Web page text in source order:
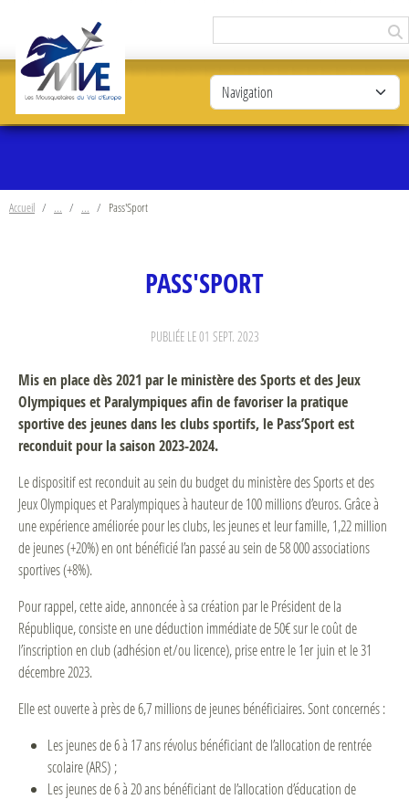
Accueil Pass'Sport
PASS'SPORT
PUBLIÉE LE01 SEPT. 2023
Mis en place dès 2021 par le ministère des Sports et des Jeux
Olympiques et Paralympiques afin de favoriser la pratique
sportive des jeunes dans les clubs sportifs, le Pass’Sport est
reconduit pour la saison 2023-2024.
Le dispositif est reconduit au sein du budget du ministère des Sports et des
Jeux Olympiques et Paralympiques à hauteur de 100 millions d’euros. Grâce à
une expérience améliorée pour les clubs, les jeunes et leur famille, 1,22 million
de jeunes (+20%) en ont bénéficié l’an passé au sein de 58 000 associations
sportives (+8%).
Pour rappel, cette aide, annoncée à sa création par le Président de la
République, consiste en une déduction immédiate de 50€ sur le coût de
l’inscription en club (adhésion et/ou licence), prise entre le 1er juin et le 31
décembre 2023.
Elle est ouverte à près de 6,7 millions de jeunes bénéficiaires. Sont concernés :
Les jeunes de 6 à 17 ans révolus bénéficiant de l’allocation de rentrée
scolaire (ARS) ;
Les jeunes de 6 à 20 ans bénéficiant de l’allocation d’éducation de